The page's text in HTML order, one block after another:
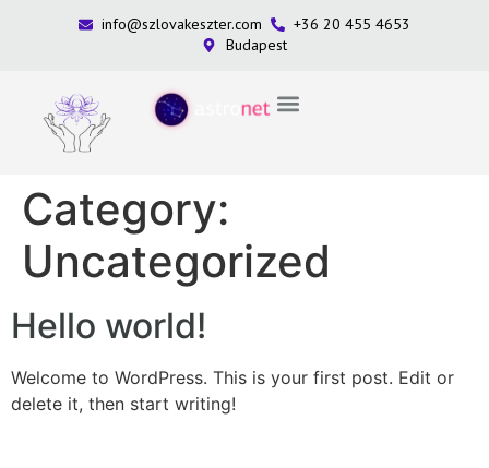
info@szlovakeszter.com
+36 20 455 4653
Budapest
Category:
Uncategorized
Hello world!
Welcome to WordPress. This is your first post. Edit or
delete it, then start writing!